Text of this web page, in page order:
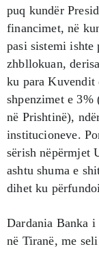
puq kundër
financimet, në
pasi sistemi ishte
zhbllokuan,
ku para Kuvendit
shpenzimet e 3%
në Prishtinë),
institucioneve.
sërish nëpërmjet
ashtu shuma e
dihet ku
Dardania Banka i
në Tiranë, me